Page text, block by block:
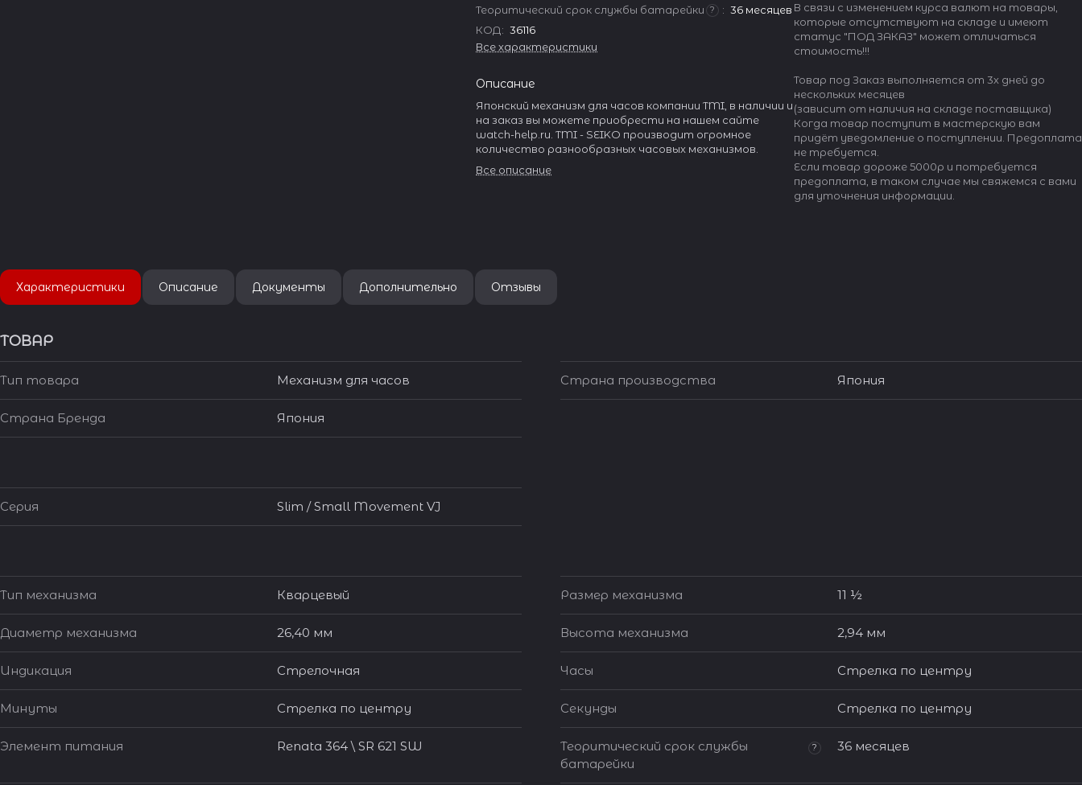
Теоритический срок службы батарейки ? : 36 месяцев
КОД: 36116
Все характеристики
Описание
Японский механизм для часов компании TMI, в наличии и
на заказ вы можете приобрести на нашем сайте
watch-help.ru. TMI - SEIKO производит огромное
количество разнообразных часовых механизмов.
Все описание
В связи с изменением курса валют на товары,
которые отсутствуют на складе и имеют
статус "ПОД ЗАКАЗ" может отличаться
стоимость!!!
Товар под Заказ выполняется от 3х дней до
нескольких месяцев
(зависит от наличия на складе поставщика)
Когда товар поступит в мастерскую вам
придёт уведомление о поступлении. Предоплата
не требуется.
Если товар дороже 5000р и потребуется
предоплата, в таком случае мы свяжемся с вами
для уточнения информации.
Характеристики Описание Документы Дополнительно Отзывы
ТОВАР
Тип товара Механизм для часов Страна производства Япония
Страна Бренда Япония
Серия Slim / Small Movement VJ
Тип механизма Кварцевый Размер механизма 11 ½
Диаметр механизма 26,40 мм Высота механизма 2,94 мм
Индикация Стрелочная Часы Стрелка по центру
Минуты Стрелка по центру Секунды Стрелка по центру
Элемент питания Renata 364 \ SR 621 SW
Теоритический срок службы
батарейки
? 36 месяцев